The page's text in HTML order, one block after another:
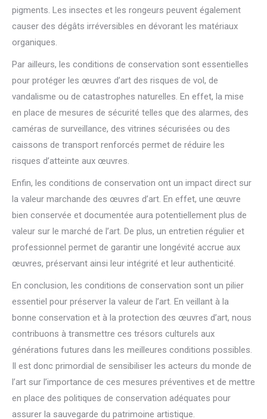
pigments. Les insectes et les rongeurs peuvent également
causer des dégâts irréversibles en dévorant les matériaux
organiques.
Par ailleurs, les conditions de conservation sont essentielles
pour protéger les œuvres d’art des risques de vol, de
vandalisme ou de catastrophes naturelles. En effet, la mise
en place de mesures de sécurité telles que des alarmes, des
caméras de surveillance, des vitrines sécurisées ou des
caissons de transport renforcés permet de réduire les
risques d’atteinte aux œuvres.
Enfin, les conditions de conservation ont un impact direct sur
la valeur marchande des œuvres d’art. En effet, une œuvre
bien conservée et documentée aura potentiellement plus de
valeur sur le marché de l’art. De plus, un entretien régulier et
professionnel permet de garantir une longévité accrue aux
œuvres, préservant ainsi leur intégrité et leur authenticité.
En conclusion, les conditions de conservation sont un pilier
essentiel pour préserver la valeur de l’art. En veillant à la
bonne conservation et à la protection des œuvres d’art, nous
contribuons à transmettre ces trésors culturels aux
générations futures dans les meilleures conditions possibles.
Il est donc primordial de sensibiliser les acteurs du monde de
l’art sur l’importance de ces mesures préventives et de mettre
en place des politiques de conservation adéquates pour
assurer la sauvegarde du patrimoine artistique.